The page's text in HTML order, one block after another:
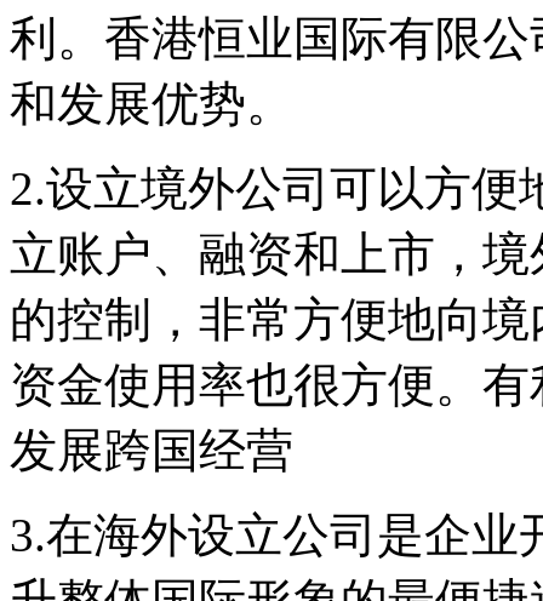
利。香港恒业国际有限
和发展优势。
2.设立境外公司可以方
立账户、融资和上市，
的控制，非常方便地向
资金使用率也很方便。
发展跨国经营
3.在海外设立公司是企业